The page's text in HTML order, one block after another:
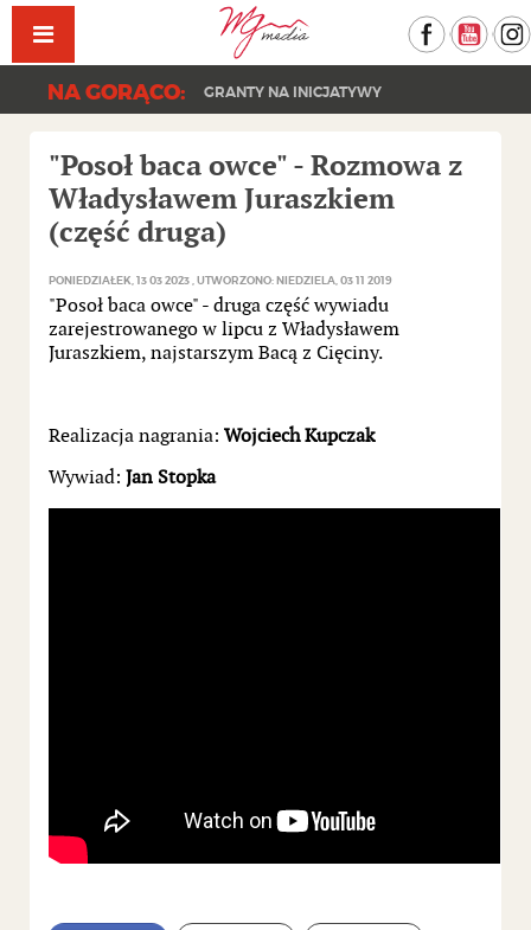
Facebook
NA GORĄCO: GRANTY NA INICJATYWY
"Posoł baca owce" - Rozmowa z
Władysławem Juraszkiem
(część druga)
PONIEDZIAŁEK, 13 03 2023 UTWORZONO: NIEDZIELA, 03 11 2019
"Posoł baca owce" - druga część wywiadu
zarejestrowanego w lipcu z Władysławem
Juraszkiem, najstarszym Bacą z Cięciny.
Realizacja nagrania: Wojciech Kupczak
Wywiad: Jan Stopka